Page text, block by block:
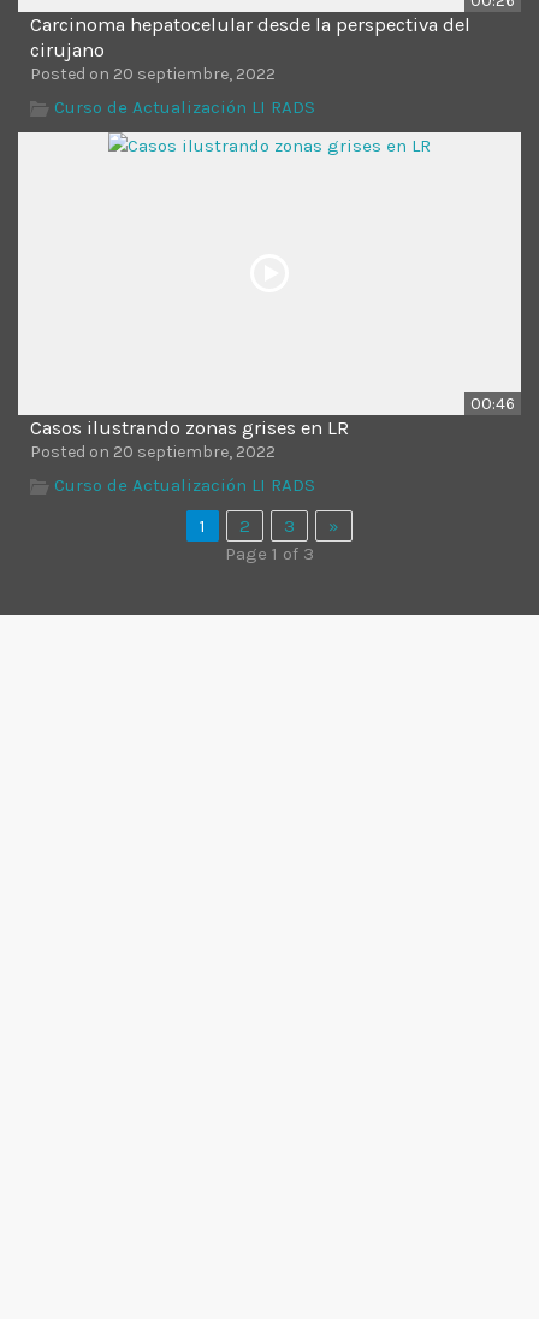
Carcinoma hepatocelular desde la perspectiva del
cirujano
Posted on 20 septiembre, 2022
Curso de Actualización LI RADS
00:46
Casos ilustrando zonas grises en LR
Posted on 20 septiembre, 2022
Curso de Actualización LI RADS
1
2 3
»
Page 1 of 3